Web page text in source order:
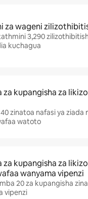
za wageni
3,290
kuchagua
za kupangisha za
zinatoa nafasi ya ziada
watoto
za kupangisha za likizo
wanyama vipenzi
20 za kupangisha
vipenzi